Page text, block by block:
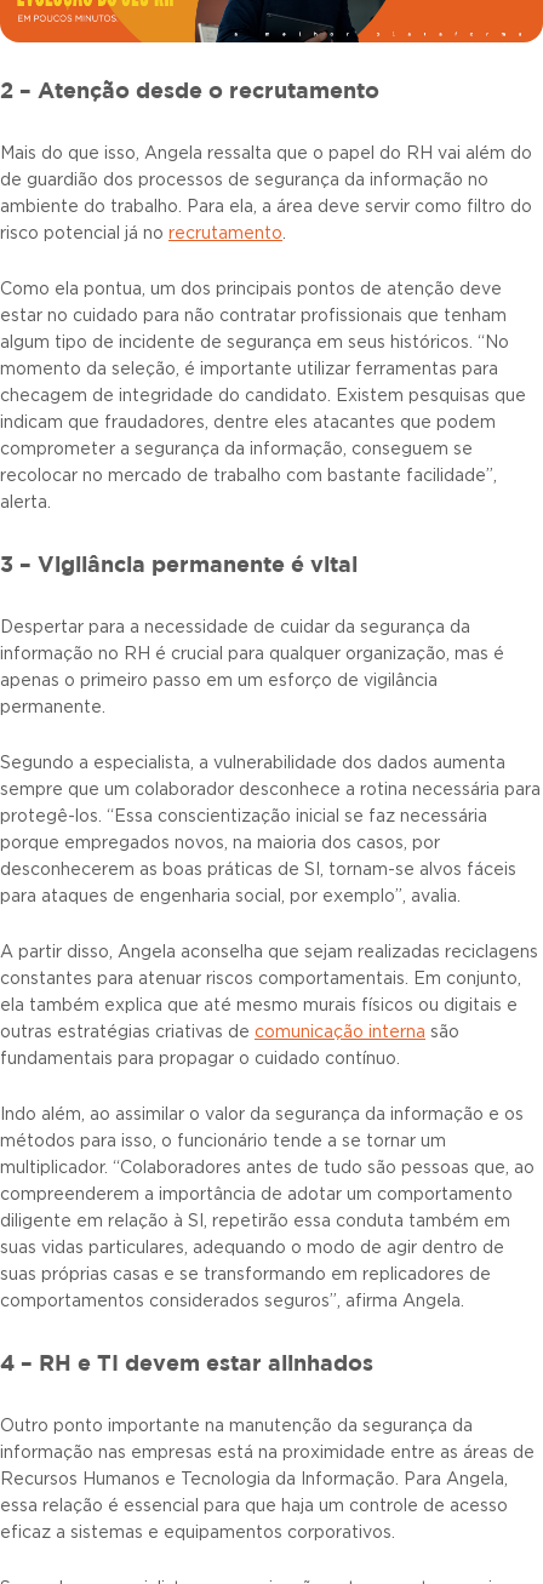
2 – Atenção desde o recrutamento
Mais do que isso, Angela ressalta que o papel do RH vai além do
de guardião dos processos de segurança da informação no
ambiente do trabalho. Para ela, a área deve servir como filtro do
risco potencial já no recrutamento.
Como ela pontua, um dos principais pontos de atenção deve
estar no cuidado para não contratar profissionais que tenham
algum tipo de incidente de segurança em seus históricos. “No
momento da seleção, é importante utilizar ferramentas para
checagem de integridade do candidato. Existem pesquisas que
indicam que fraudadores, dentre eles atacantes que podem
comprometer a segurança da informação, conseguem se
recolocar no mercado de trabalho com bastante facilidade”,
alerta.
3 – Vigilância permanente é vital
Despertar para a necessidade de cuidar da segurança da
informação no RH é crucial para qualquer organização, mas é
apenas o primeiro passo em um esforço de vigilância
permanente.
Segundo a especialista, a vulnerabilidade dos dados aumenta
sempre que um colaborador desconhece a rotina necessária para
protegê-los. “Essa conscientização inicial se faz necessária
porque empregados novos, na maioria dos casos, por
desconhecerem as boas práticas de SI, tornam-se alvos fáceis
para ataques de engenharia social, por exemplo”, avalia.
A partir disso, Angela aconselha que sejam realizadas reciclagens
constantes para atenuar riscos comportamentais. Em conjunto,
ela também explica que até mesmo murais físicos ou digitais e
outras estratégias criativas de comunicação interna são
fundamentais para propagar o cuidado contínuo.
Indo além, ao assimilar o valor da segurança da informação e os
métodos para isso, o funcionário tende a se tornar um
multiplicador. “Colaboradores antes de tudo são pessoas que, ao
compreenderem a importância de adotar um comportamento
diligente em relação à SI, repetirão essa conduta também em
suas vidas particulares, adequando o modo de agir dentro de
suas próprias casas e se transformando em replicadores de
comportamentos considerados seguros”, afirma Angela.
4 – RH e TI devem estar alinhados
Outro ponto importante na manutenção da segurança da
informação nas empresas está na proximidade entre as áreas de
Recursos Humanos e Tecnologia da Informação. Para Angela,
essa relação é essencial para que haja um controle de acesso
eficaz a sistemas e equipamentos corporativos.